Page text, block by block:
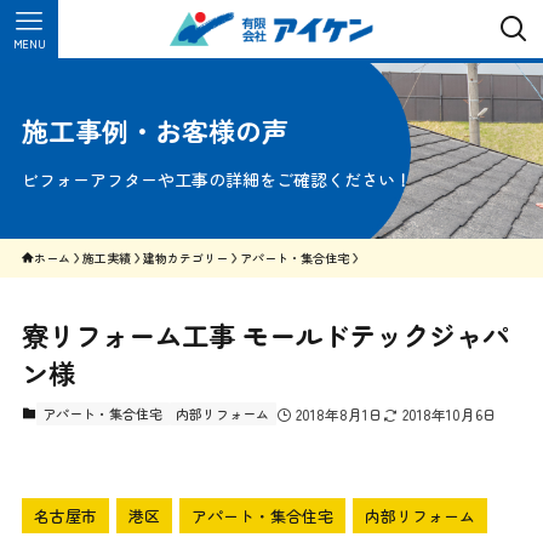
MENU
施工事例・お客様の声
ビフォーアフターや工事の詳細をご確認ください！
ホーム 施工実績 建物カテゴリー アパート・集合住宅
寮リフォーム工事 モールドテックジャパ
ン様
アパート・集合住宅 内部リフォーム 2018年8月1日 2018年10月6日
名古屋市 港区 アパート・集合住宅 内部リフォーム